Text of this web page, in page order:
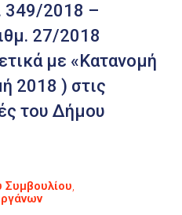
349/2018 –
27/2018
με «Κατανομή
2018 ) στις
του Δήμου
,